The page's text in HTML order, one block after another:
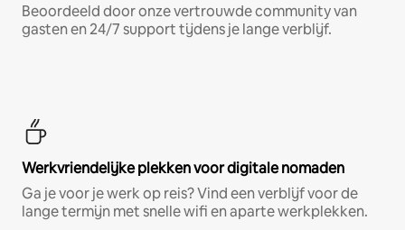
Beoordeeld door onze vertrouwde community van
gasten en 24/7 support tijdens je lange verblijf.
Werkvriendelijke plekken voor digitale nomaden
Ga je voor je werk op reis? Vind een verblijf voor de
lange termijn met snelle wifi en aparte werkplekken.